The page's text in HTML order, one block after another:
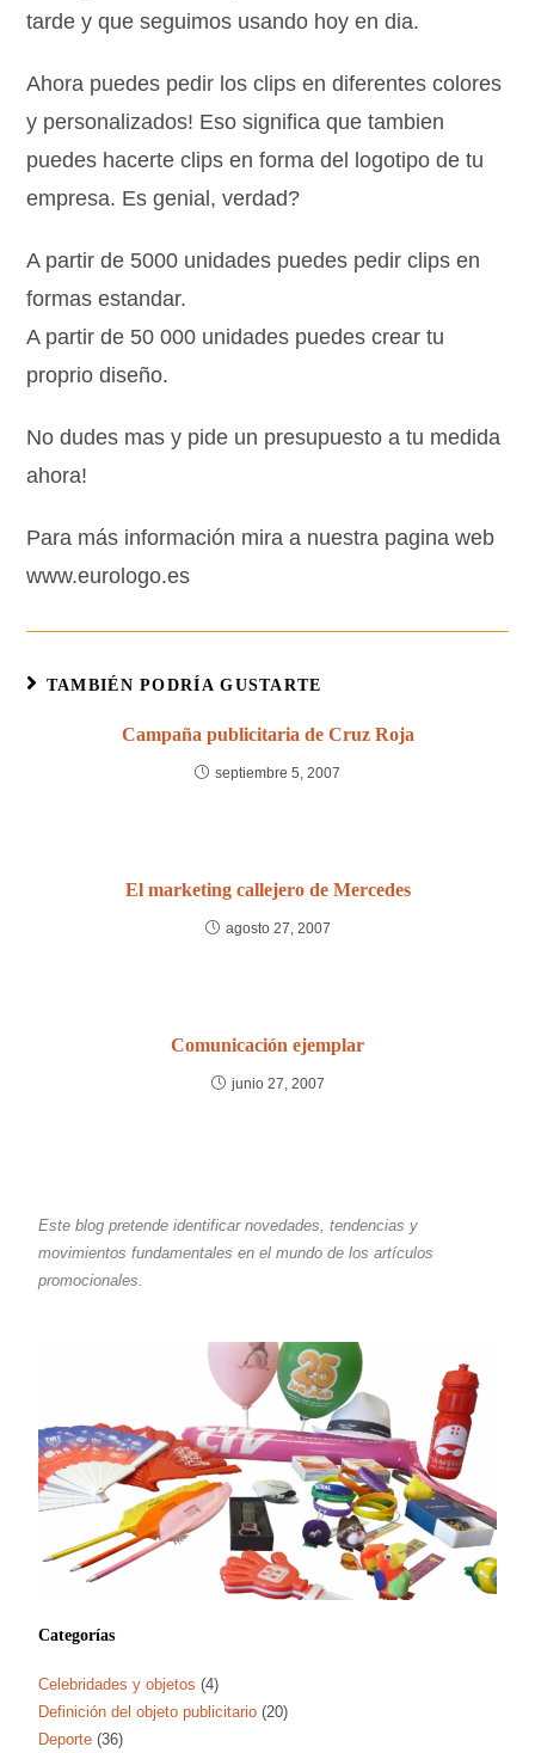
tarde y que seguimos usando hoy en dia.
Ahora puedes pedir los clips en diferentes colores
y personalizados! Eso significa que tambien
puedes hacerte clips en forma del logotipo de tu
empresa. Es genial, verdad?
A partir de 5000 unidades puedes pedir clips en
formas estandar.
A partir de 50 000 unidades puedes crear tu
proprio diseño.
No dudes mas y pide un presupuesto a tu medida
ahora!
Para más información mira a nuestra pagina web
www.eurologo.es
TAMBIÉN PODRÍA GUSTARTE
Campaña publicitaria de Cruz Roja
septiembre 5, 2007
El marketing callejero de Mercedes
agosto 27, 2007
Comunicación ejemplar
junio 27, 2007
Este blog pretende identificar novedades, tendencias y
movimientos fundamentales en el mundo de los artículos
promocionales.
Categorías
Celebridades y objetos (4)
Definición del objeto publicitario (20)
Deporte (36)